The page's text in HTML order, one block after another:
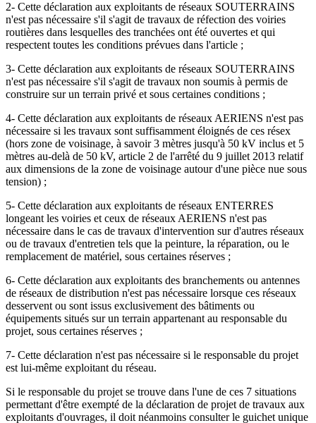
2- Cette déclaration aux exploitants de réseaux SOUTERRAINS
n'est pas nécessaire s'il s'agit de travaux de réfection des voiries
routières dans lesquelles des tranchées ont été ouvertes et qui
respectent toutes les conditions prévues dans l'article ;
3- Cette déclaration aux exploitants de réseaux SOUTERRAINS
n'est pas nécessaire s'il s'agit de travaux non soumis à permis de
construire sur un terrain privé et sous certaines conditions ;
4- Cette déclaration aux exploitants de réseaux AERIENS n'est pas
nécessaire si les travaux sont suffisamment éloignés de ces résex
(hors zone de voisinage, à savoir 3 mètres jusqu'à 50 kV inclus et 5
mètres au-delà de 50 kV, article 2 de l'arrêté du 9 juillet 2013 relatif
aux dimensions de la zone de voisinage autour d'une pièce nue sous
tension) ;
5- Cette déclaration aux exploitants de réseaux ENTERRES
longeant les voiries et ceux de réseaux AERIENS n'est pas
nécessaire dans le cas de travaux d'intervention sur d'autres réseaux
ou de travaux d'entretien tels que la peinture, la réparation, ou le
remplacement de matériel, sous certaines réserves ;
6- Cette déclaration aux exploitants des branchements ou antennes
de réseaux de distribution n'est pas nécessaire lorsque ces réseaux
desservent ou sont issus exclusivement des bâtiments ou
équipements situés sur un terrain appartenant au responsable du
projet, sous certaines réserves ;
7- Cette déclaration n'est pas nécessaire si le responsable du projet
est lui-même exploitant du réseau.
Si le responsable du projet se trouve dans l'une de ces 7 situations
permettant d'être exempté de la déclaration de projet de travaux aux
exploitants d'ouvrages, il doit néanmoins consulter le guichet unique